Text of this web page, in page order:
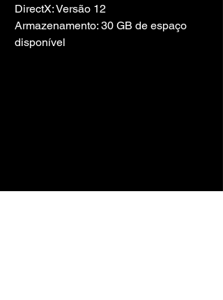
DirectX: Versão 12
Armazenamento: 30 GB de espaço
disponível